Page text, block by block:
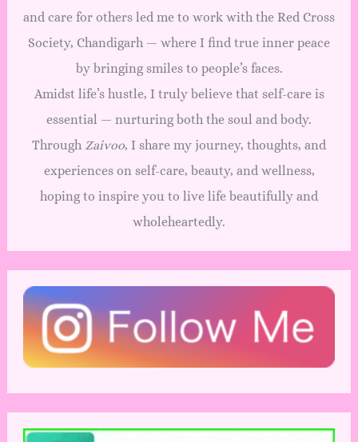
and care for others led me to work with the Red Cross
Society, Chandigarh — where I find true inner peace
by bringing smiles to people’s faces.
Amidst life’s hustle, I truly believe that self-care is
essential — nurturing both the soul and body.
Through Zaivoo, I share my journey, thoughts, and
experiences on self-care, beauty, and wellness,
hoping to inspire you to live life beautifully and
wholeheartedly.